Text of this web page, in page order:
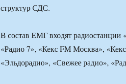
структур СДС.
В состав ЕМГ входят
«Радио 7», «Кекс FM Москва»,
«Эльдорадио», «Свежее радио»,